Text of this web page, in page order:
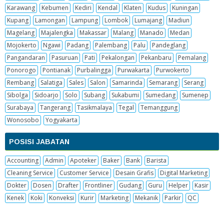
Karawang
Kebumen Kediri Kendal Klaten Kudus
Kuningan
Kupang
Lamongan Lampung Lombok Lumajang
Madiun
Magelang
Majalengka Makassar Malang Manado
Medan
Mojokerto
Ngawi Padang Palembang Palu
Pandeglang
Pangandaran
Pasuruan Pati Pekalongan Pekanbaru
Pemalang
Ponorogo
Pontianak Purbalingga Purwakarta
Purwokerto
Rembang
Salatiga Sales Salon Samarinda Semarang
Serang
Sibolga
Sidoarjo Solo Subang Sukabumi Sumedang
Sumenep
Surabaya
Tangerang Tasikmalaya Tegal
Temanggung
Wonosobo
Yogyakarta
POSISI JABATAN
Accounting Admin Apoteker Baker Bank
Barista
Cleaning Service
Customer Service Desain Grafis
Digital Marketing
Dokter
Dosen Drafter Frontliner Gudang Guru Helper
Kasir
Kenek
Koki Konveksi Kurir Marketing Mekanik Parkir QC